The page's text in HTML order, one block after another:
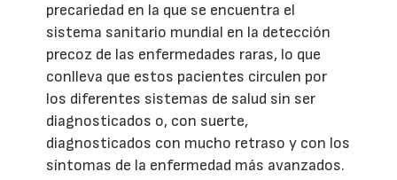
precariedad en la que se encuentra el
sistema sanitario mundial en la detección
precoz de las enfermedades raras, lo que
conlleva que estos pacientes circulen por
los diferentes sistemas de salud sin ser
diagnosticados o, con suerte,
diagnosticados con mucho retraso y con los
síntomas de la enfermedad más avanzados.